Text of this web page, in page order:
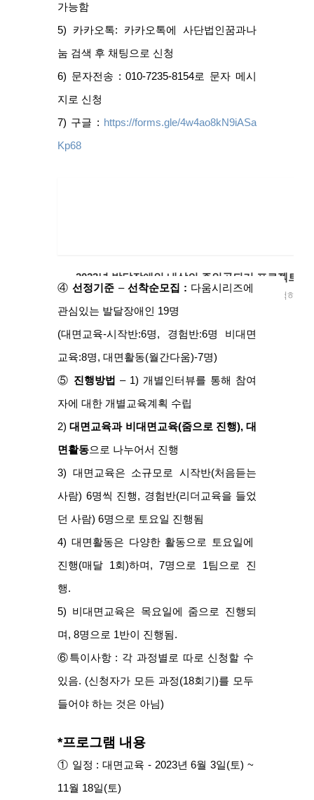
가능함
5) 카카오톡: 카카오톡에 사단법인꿈과나
눔 검색 후 채팅으로 신청
6) 문자전송 : 010-7235-8154로 문자 메시
지로 신청
7) 구글 : https://forms.gle/4w4ao8kN9iASa
Kp68
2023년 발달장애인 내삶의 주인공되기 프로젝트 "
사단법인 꿈과나눔에서는 발달장애인 스스로가 선택하고
forms.gle
④ 선정기준 – 선착순모집 : 다움시리즈에
관심있는 발달장애인 19명
(대면교육-시작반:6명, 경험반:6명 비대면
교육:8명, 대면활동(월간다움)-7명)
⑤ 진행방법 – 1) 개별인터뷰를 통해 참여
자에 대한 개별교육계획 수립
2) 대면교육과 비대면교육(줌으로 진행), 대
면활동으로 나누어서 진행
3) 대면교육은 소규모로 시작반(처음듣는
사람) 6명씩 진행, 경험반(리더교육을 들었
던 사람) 6명으로 토요일 진행됨
4) 대면활동은 다양한 활동으로 토요일에
진행(매달 1회)하며, 7명으로 1팀으로 진
행.
5) 비대면교육은 목요일에 줌으로 진행되
며, 8명으로 1반이 진행됨.
⑥특이사항 : 각 과정별로 따로 신청할 수
있음. (신청자가 모든 과정(18회기)를 모두
들어야 하는 것은 아님)
*프로그램 내용
① 일정 : 대면교육 - 2023년 6월 3일(토) ~
11월 18일(토)